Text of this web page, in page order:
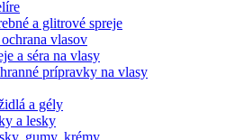
a glitrové spreje
vlasov
a séra na vlasy
prípravky na vlasy
a gély
a lesky
gumy, krémy